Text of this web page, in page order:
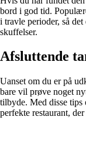
bord i god tid.
i travle perioder, så
skuffelser.
Afsluttende
Uanset om du er på
bare vil prøve noget
tilbyde. Med disse tips
perfekte restaurant,